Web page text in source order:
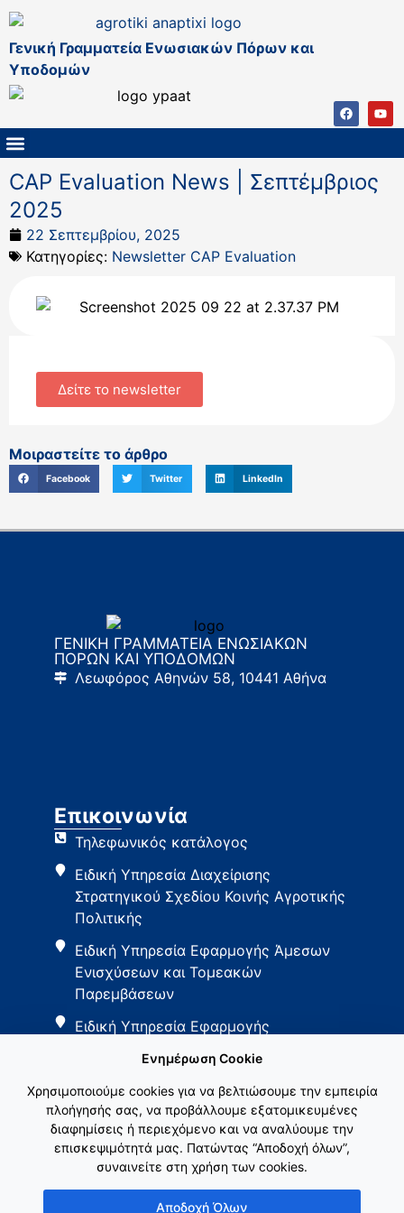
Γενική Γραμματεία Ενωσιακών Πόρων και
Υποδομών
CAP Evaluation News | Σεπτέμβριος
2025
22 Σεπτεμβρίου, 2025
Κατηγορίες: Newsletter CAP Evaluation
Δείτε το newsletter
Μοιραστείτε το άρθρο
Facebook Twitter LinkedIn
ΓΕΝΙΚΗ ΓΡΑΜΜΑΤΕΙΑ ΕΝΩΣΙΑΚΩΝ
ΠΟΡΩΝ ΚΑΙ ΥΠΟΔΟΜΩΝ
Λεωφόρος Αθηνών 58, 10441 Αθήνα
Επικοινωνία
Τηλεφωνικός κατάλογος
Ειδική Υπηρεσία Διαχείρισης
Στρατηγικού Σχεδίου Κοινής Αγροτικής
Πολιτικής
Ειδική Υπηρεσία Εφαρμογής Άμεσων
Ενισχύσεων και Τομεακών
Παρεμβάσεων
Ειδική Υπηρεσία Εφαρμογής
Εθνικό Δίκτυο ΚΑΠ
Ενημέρωση Cookie
Χρησιμοποιούμε cookies για να βελτιώσουμε την εμπειρία
πλοήγησής σας, να προβάλλουμε εξατομικευμένες
διαφημίσεις ή περιεχόμενο και να αναλύουμε την
επισκεψιμότητά μας. Πατώντας “Αποδοχή όλων”,
συναινείτε στη χρήση των cookies.
Αποδοχή Όλων